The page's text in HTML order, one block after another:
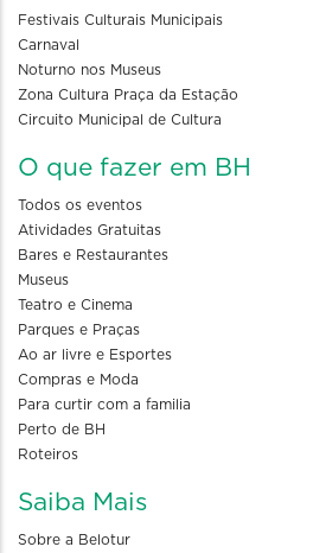
Festivais Culturais Municipais
Carnaval
Noturno nos Museus
Zona Cultura Praça da Estação
Circuito Municipal de Cultura
O que fazer em BH
Todos os eventos
Atividades Gratuitas
Bares e Restaurantes
Museus
Teatro e Cinema
Parques e Praças
Ao ar livre e Esportes
Compras e Moda
Para curtir com a familia
Perto de BH
Roteiros
Saiba Mais
Sobre a Belotur